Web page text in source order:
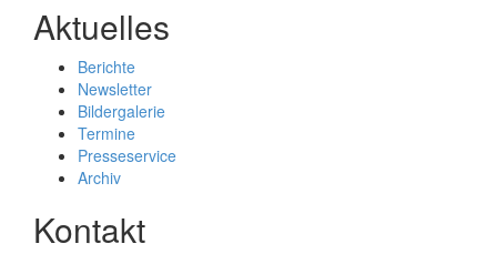
Aktuelles
Berichte
Newsletter
Bildergalerie
Termine
Presseservice
Archiv
Kontakt